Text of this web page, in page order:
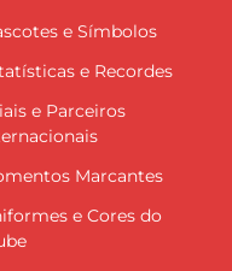
e Símbolos
e Recordes
e Parceiros
Marcantes
e Cores do